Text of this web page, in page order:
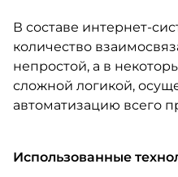
В составе интернет-
количество
непростой, а в
сложной логикой,
автоматизацию всего
Использованные